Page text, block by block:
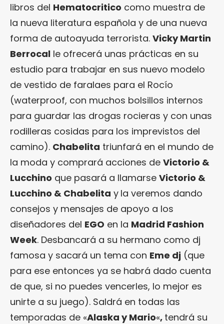
libros del Hematocritico como muestra de
la nueva literatura española y de una nueva
forma de autoayuda terrorista. Vicky Martin
Berrocal le ofrecerá unas prácticas en su
estudio para trabajar en sus nuevo modelo
de vestido de faralaes para el Rocío
(waterproof, con muchos bolsillos internos
para guardar las drogas rocieras y con unas
rodilleras cosidas para los imprevistos del
camino). Chabelita triunfará en el mundo de
la moda y comprará acciones de Victorio &
Lucchino que pasará a llamarse Victorio &
Lucchino & Chabelita y la veremos dando
consejos y mensajes de apoyo a los
diseñadores del EGO en la Madrid Fashion
Week. Desbancará a su hermano como dj
famosa y sacará un tema con Eme dj (que
para ese entonces ya se habrá dado cuenta
de que, si no puedes vencerles, lo mejor es
unirte a su juego). Saldrá en todas las
temporadas de «Alaska y Mario«, tendrá su